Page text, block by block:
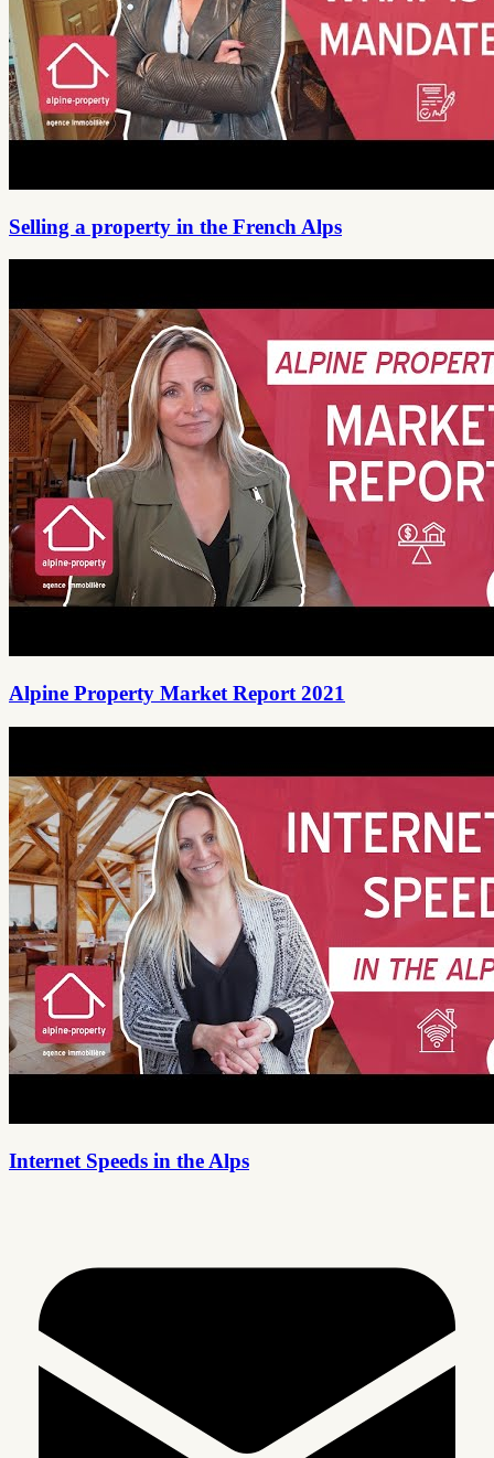
Selling a property in the French Alps
Alpine Property Market Report 2021
Internet Speeds in the Alps